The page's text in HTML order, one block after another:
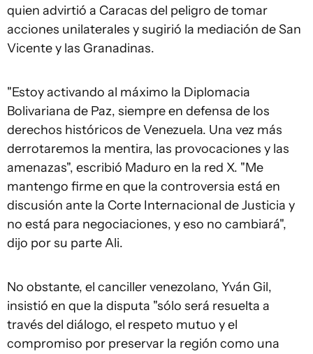
quien advirtió a Caracas del peligro de tomar
acciones unilaterales y sugirió la mediación de San
Vicente y las Granadinas.
"Estoy activando al máximo la Diplomacia
Bolivariana de Paz, siempre en defensa de los
derechos históricos de Venezuela. Una vez más
derrotaremos la mentira, las provocaciones y las
amenazas", escribió Maduro en la red X. "Me
mantengo firme en que la controversia está en
discusión ante la Corte Internacional de Justicia y
no está para negociaciones, y eso no cambiará",
dijo por su parte Ali.
No obstante, el canciller venezolano, Yván Gil,
insistió en que la disputa "sólo será resuelta a
través del diálogo, el respeto mutuo y el
compromiso por preservar la región como una